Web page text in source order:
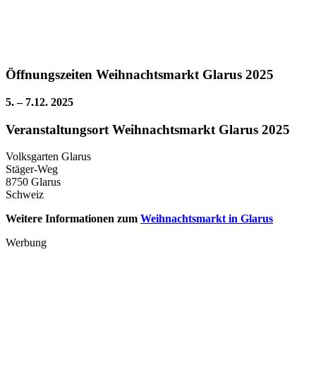
Öffnungszeiten Weihnachtsmarkt Glarus 2025
5. – 7.12. 2025
Veranstaltungsort Weihnachtsmarkt Glarus 2025
Volksgarten Glarus
Stäger-Weg
8750 Glarus
Schweiz
Weitere Informationen zum Weihnachtsmarkt in Glarus
Werbung